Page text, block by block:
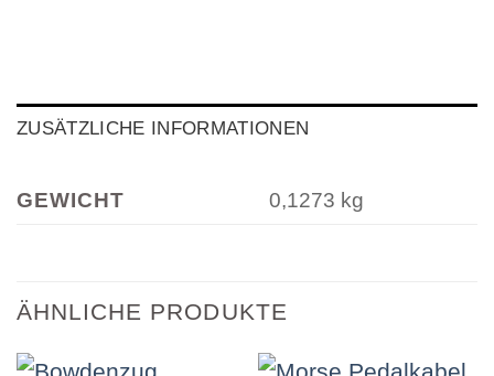
ZUSÄTZLICHE INFORMATIONEN
GEWICHT 0,1273 kg
ÄHNLICHE PRODUKTE